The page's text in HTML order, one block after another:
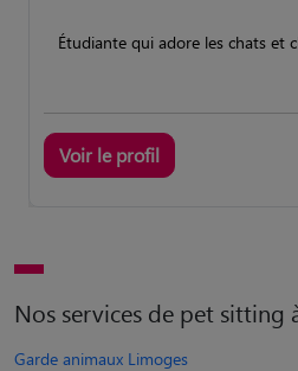
Étudiante qui adore les chats et
Voir le profil
Nos services de pet sitting
Garde animaux Limoges